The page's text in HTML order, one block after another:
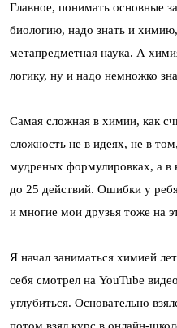
Главное, понимать основные
биологию, надо знать и
метапредметная наука. А
логику, ну и надо немножко
Самая сложная в химии, как
сложность не в идеях, не в
мудреных формулировках, а в
до 25 действий. Ошибки у
и многие мои друзья тоже на
Я начал заниматься химией
себя смотрел на YouTube
углубиться. Основательно